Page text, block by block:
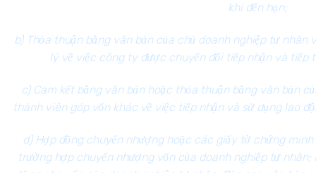
khi đến hạn;
b) Thỏa thuận bằng văn bản của chủ doanh nghiệp tư
lý về việc công ty được chuyển đổi tiếp nhận và tiếp
c) Cam kết bằng văn bản hoặc thỏa thuận bằng văn bản
thành viên góp vốn khác về việc tiếp nhận và sử dụng lao
d) Hợp đồng chuyển nhượng hoặc các giấy tờ chứng
trường hợp chuyển nhượng vốn của doanh nghiệp tư